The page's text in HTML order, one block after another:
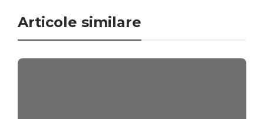
Articole similare